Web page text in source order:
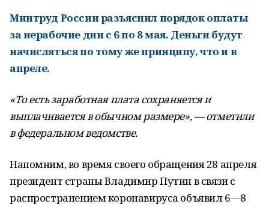
Минтруд России разъяснил порядок оплаты
за нерабочие дни с 6 по 8 мая. Деньги будут
начисляться по тому же принципу, что и в
апреле.
«То есть заработная плата сохраняется и
выплачивается в обычном размере», — отметили
в федеральном ведомстве.
Напомним, во время своего обращения 28 апреля
президент страны Владимир Путин в связи с
распространением коронавируса объявил 6—8